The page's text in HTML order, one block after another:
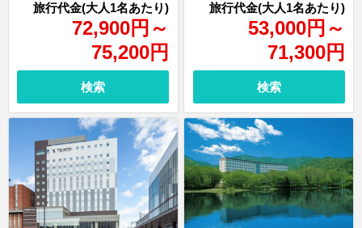
72,900円 ～
75,200円
検索
53,000円 ～
71,300円
検索